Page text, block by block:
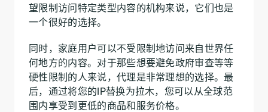
望限制访问特定类型内容的机构来说，它们也是
一个很好的选择。
同时，家庭用户可以不受限制地访问来自世界任
何地方的内容。对于那些想要避免政府审查等等
硬性限制的人来说，代理是非常理想的选择。最
后，通过将您的IP替换为拉木，您可以从全球范
围内享受到更低的商品和服务价格。